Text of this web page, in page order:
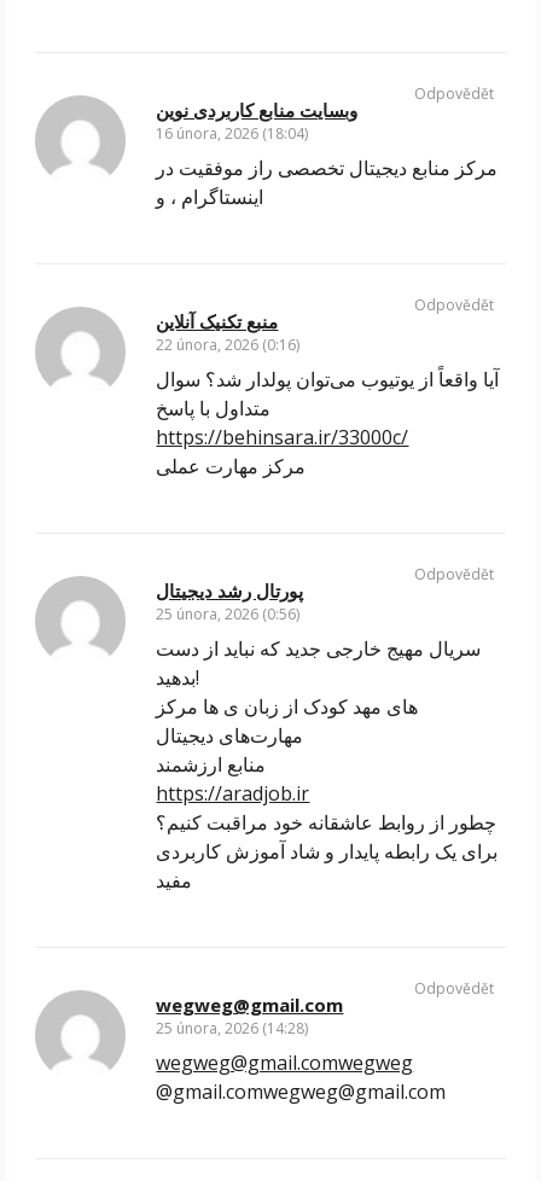
وبسایت منابع کاربردی نوین
16 února, 2026 (18:04)
مرکز منابع دیجیتال تخصصی راز موفقیت در
اینستاگرام ، و
Odpovědět
منبع تکنیک آنلاین
22 února, 2026 (0:16)
آیا واقعاً از یوتیوب می‌توان پولدار شد؟ سوال
متداول با پاسخ
https://behinsara.ir/33000c/
مرکز مهارت عملی
Odpovědět
پورتال رشد دیجیتال
25 února, 2026 (0:56)
سریال مهیج خارجی جدید که نباید از دست
بدهید!
های مهد کودک از زبان ی ها مرکز
مهارت‌های دیجیتال
منابع ارزشمند
https://aradjob.ir
چطور از روابط عاشقانه خود مراقبت کنیم؟
برای یک رابطه پایدار و شاد آموزش کاربردی
مفید
Odpovědět
wegweg@gmail.com
25 února, 2026 (14:28)
wegweg@gmail.comwegweg
@gmail.comwegweg@gmail.com
Odpovědět